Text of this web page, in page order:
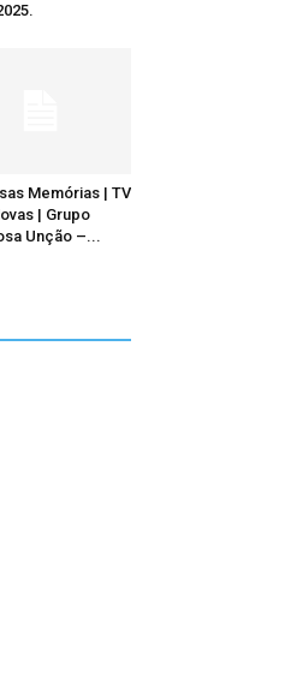
Memórias | TV
| Grupo
Unção –...